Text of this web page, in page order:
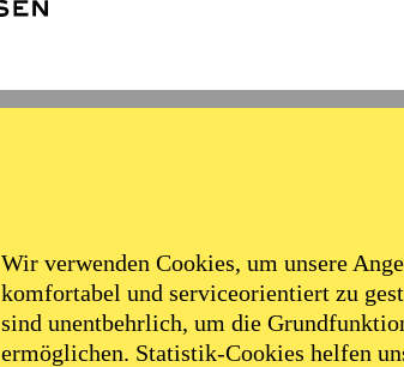
Wir verwenden Cookies, um unsere
komfortabel und serviceorientiert zu
sind unentbehrlich, um die
ermöglichen. Statistik-Cookies helfen